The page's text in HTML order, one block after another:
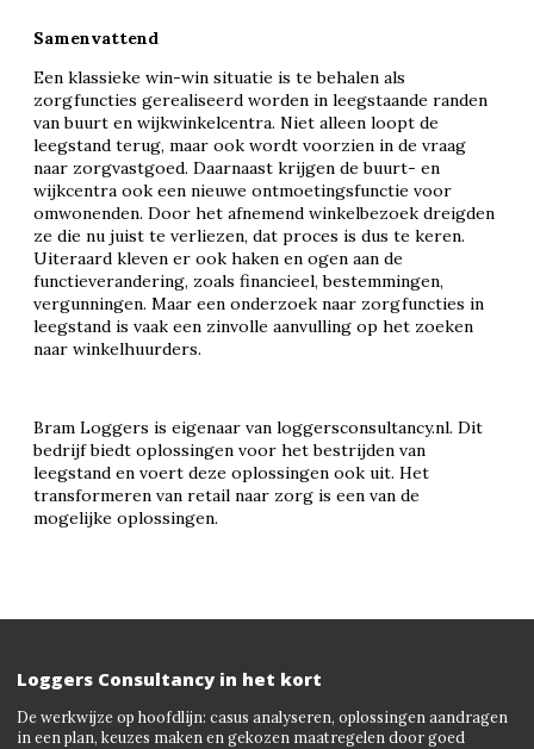
Samenvattend
Een klassieke win-win situatie is te behalen als
zorgfuncties gerealiseerd worden in leegstaande randen
van buurt en wijkwinkelcentra. Niet alleen loopt de
leegstand terug, maar ook wordt voorzien in de vraag
naar zorgvastgoed. Daarnaast krijgen de buurt- en
wijkcentra ook een nieuwe ontmoetingsfunctie voor
omwonenden. Door het afnemend winkelbezoek dreigden
ze die nu juist te verliezen, dat proces is dus te keren.
Uiteraard kleven er ook haken en ogen aan de
functieverandering, zoals financieel, bestemmingen,
vergunningen. Maar een onderzoek naar zorgfuncties in
leegstand is vaak een zinvolle aanvulling op het zoeken
naar winkelhuurders.
Bram Loggers is eigenaar van loggersconsultancy.nl. Dit
bedrijf biedt oplossingen voor het bestrijden van
leegstand en voert deze oplossingen ook uit. Het
transformeren van retail naar zorg is een van de
mogelijke oplossingen.
Loggers Consultancy in het kort
De werkwijze op hoofdlijn: casus analyseren, oplossingen aandragen
in een plan, keuzes maken en gekozen maatregelen door goed